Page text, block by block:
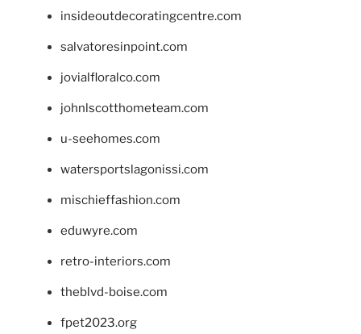
insideoutdecoratingcentre.com
salvatoresinpoint.com
jovialfloralco.com
johnlscotthometeam.com
u-seehomes.com
watersportslagonissi.com
mischieffashion.com
eduwyre.com
retro-interiors.com
theblvd-boise.com
fpet2023.org